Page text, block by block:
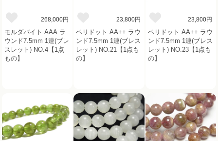
268,000円
モルダバイト AAA ラ
ウンド7.5mm 1連(ブレ
スレット) NO.4【1点
もの】
23,800円
ペリドット AA++ ラウ
ンド7.5mm 1連(ブレス
レット) NO.21【1点も
の】
23,800円
ペリドット AA++ ラウ
ンド7.5mm 1連(ブレス
レット) NO.23【1点も
の】